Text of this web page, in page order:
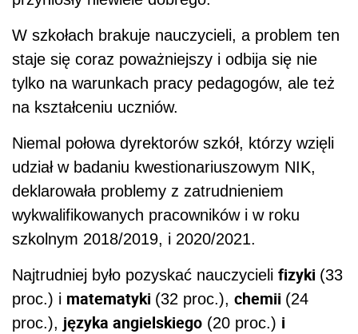
W szkołach brakuje nauczycieli, a problem ten
staje się coraz poważniejszy i odbija się nie
tylko na warunkach pracy pedagogów, ale też
na kształceniu uczniów.
Niemal połowa dyrektorów szkół, którzy wzięli
udział w badaniu kwestionariuszowym NIK,
deklarowała problemy z zatrudnieniem
wykwalifikowanych pracowników i w roku
szkolnym 2018/2019, i 2020/2021.
Najtrudniej było pozyskać nauczycieli fizyki (33
proc.) i matematyki (32 proc.), chemii (24
proc.), języka angielskiego (20 proc.) i